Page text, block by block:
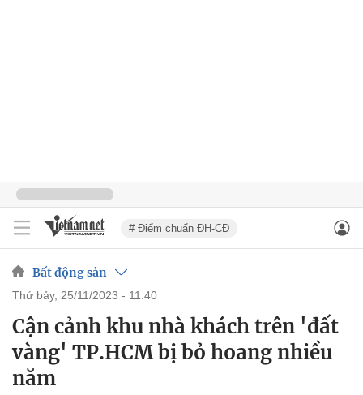
# Điểm chuẩn ĐH-CĐ
Bất động sản
thứ bảy, 25/11/2023 - 11:40
Cận cảnh khu nhà khách trên 'đất
vàng' TP.HCM bị bỏ hoang nhiều
năm